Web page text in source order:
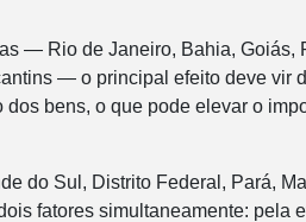
— Rio de Janeiro, Bahia, Goiás,
— o principal efeito deve vir
bens, o que pode elevar o
do Sul, Distrito Federal, Pará,
fatores simultaneamente: pela